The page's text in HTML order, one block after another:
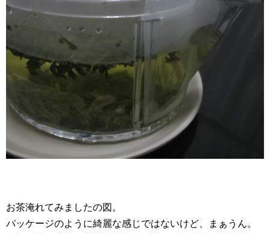
お茶淹れてみましたの図。
パッケージのように綺麗な感じではないけど、まぁうん。